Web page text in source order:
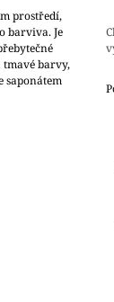
prostředí,
barviva. Je
barvy,
saponátem